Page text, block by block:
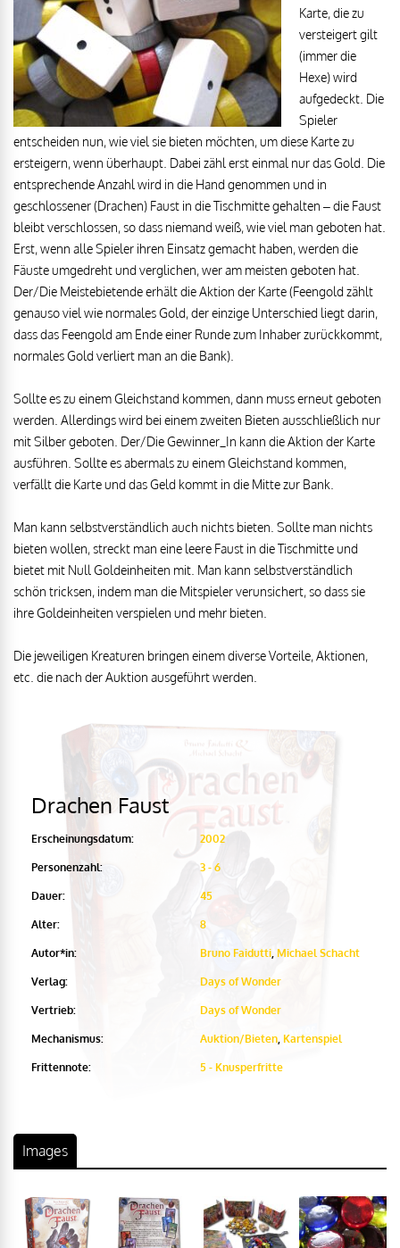
Karte, die zu
versteigert gilt
(immer die
Hexe) wird
aufgedeckt. Die
Spieler
entscheiden nun, wie viel sie bieten möchten, um diese Karte zu
ersteigern, wenn überhaupt. Dabei zähl erst einmal nur das Gold. Die
entsprechende Anzahl wird in die Hand genommen und in
geschlossener (Drachen) Faust in die Tischmitte gehalten – die Faust
bleibt verschlossen, so dass niemand weiß, wie viel man geboten hat.
Erst, wenn alle Spieler ihren Einsatz gemacht haben, werden die
Fäuste umgedreht und verglichen, wer am meisten geboten hat.
Der/Die Meistebietende erhält die Aktion der Karte (Feengold zählt
genauso viel wie normales Gold, der einzige Unterschied liegt darin,
dass das Feengold am Ende einer Runde zum Inhaber zurückkommt,
normales Gold verliert man an die Bank).
Sollte es zu einem Gleichstand kommen, dann muss erneut geboten
werden. Allerdings wird bei einem zweiten Bieten ausschließlich nur
mit Silber geboten. Der/Die Gewinner_In kann die Aktion der Karte
ausführen. Sollte es abermals zu einem Gleichstand kommen,
verfällt die Karte und das Geld kommt in die Mitte zur Bank.
Man kann selbstverständlich auch nichts bieten. Sollte man nichts
bieten wollen, streckt man eine leere Faust in die Tischmitte und
bietet mit Null Goldeinheiten mit. Man kann selbstverständlich
schön tricksen, indem man die Mitspieler verunsichert, so dass sie
ihre Goldeinheiten verspielen und mehr bieten.
Die jeweiligen Kreaturen bringen einem diverse Vorteile, Aktionen,
etc. die nach der Auktion ausgeführt werden.
Drachen Faust
Erscheinungsdatum: 2002
Personenzahl: 3 - 6
Dauer: 45
Alter: 8
Autor*in: Bruno Faidutti, Michael Schacht
Verlag: Days of Wonder
Vertrieb: Days of Wonder
Mechanismus: Auktion/Bieten, Kartenspiel
Frittennote: 5 - Knusperfritte
Images